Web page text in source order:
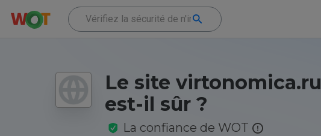
Le site virtonomica.ru
est-il sûr ?
La confiance de WOT